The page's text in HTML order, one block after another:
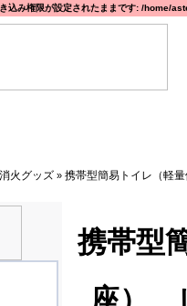
込み権限が設定されたままです: /
火グッズ » 携帯型簡易トイレ（軽
携帯型